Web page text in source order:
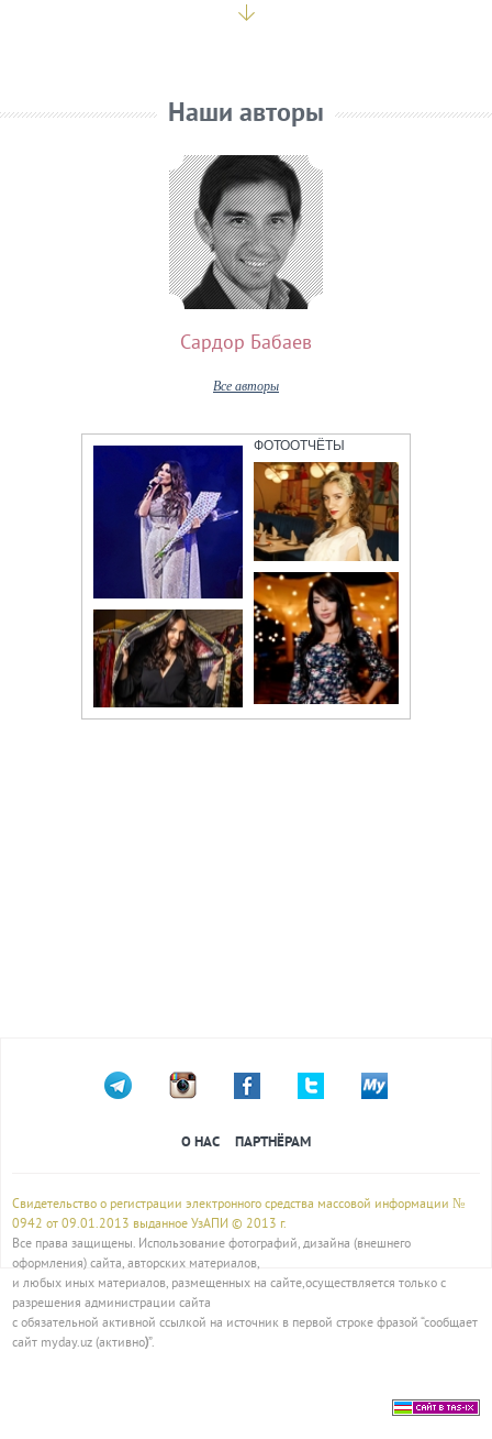
Наши авторы
Сардор Бабаев
Все авторы
ФОТООТЧЁТЫ
О НАС ПАРТНЁРАМ
Свидетельство о регистрации электронного средства массовой информации №
0942 от 09.01.2013 выданное УзАПИ © 2013 г.
Все права защищены. Использование фотографий, дизайна (внешнего
оформления) сайта, авторских материалов,
и любых иных материалов, размещенных на сайте,осуществляется только с
разрешения администрации сайта
с обязательной активной ссылкой на источник в первой строке фразой “сообщает
сайт myday.uz (активно)”.